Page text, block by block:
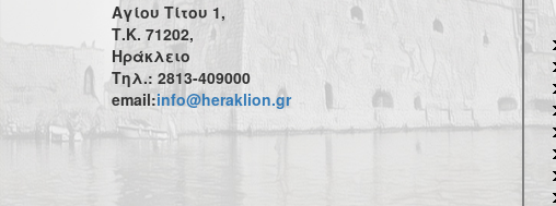
Αγίου Τίτου 1,
Τ.Κ. 71202,
Ηράκλειο
Τηλ.: 2813-409000
email:info@heraklion.gr